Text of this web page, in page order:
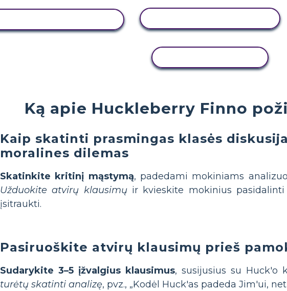
Ką apie Huckleberry Finno
Kaip skatinti prasmingas klasės
moralines dilemas
Skatinkite kritinį mąstymą, padedami mokiniams
Užduokite atvirų klausimų ir kvieskite mokinius
įsitraukti.
Pasiruoškite atvirų klausimų prieš
Sudarykite 3–5 įžvalgius klausimus, susijusius su Huck'o
turėtų skatinti analizę, pvz., „Kodėl Huck'as padeda Jim'ui,